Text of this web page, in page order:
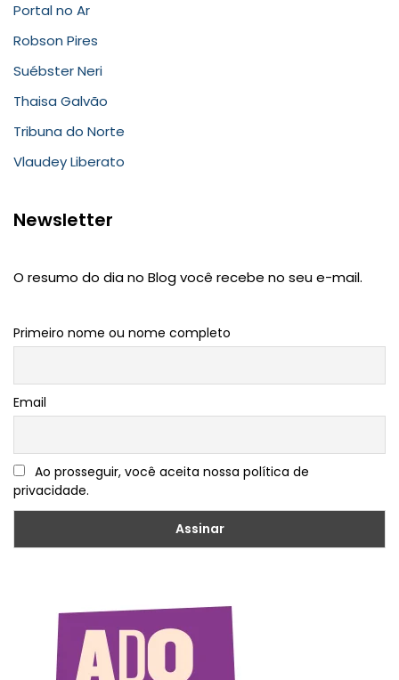
Portal no Ar
Robson Pires
Suébster Neri
Thaisa Galvão
Tribuna do Norte
Vlaudey Liberato
Newsletter
O resumo do dia no Blog você recebe no seu e-mail.
Primeiro nome ou nome completo
Email
Ao prosseguir, você aceita nossa política de
privacidade.